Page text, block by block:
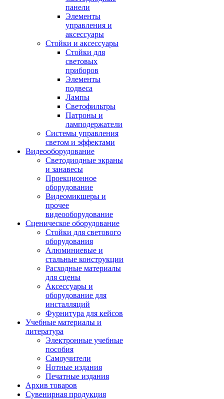
панели
Элементы
управления и
аксессуары
Стойки и аксессуары
Стойки для
световых
приборов
Элементы
подвеса
Лампы
Светофильтры
Патроны и
ламподержатели
Системы управления
светом и эффектами
Видеооборудование
Светодиодные экраны
и занавесы
Проекционное
оборудование
Видеомикшеры и
прочее
видеооборудование
Сценическое оборудование
Стойки для светового
оборудования
Алюминиевые и
стальные конструкции
Расходные материалы
для сцены
Аксессуары и
оборудование для
инсталляций
Фурнитура для кейсов
Учебные материалы и
литература
Электронные учебные
пособия
Самоучители
Нотные издания
Печатные издания
Архив товаров
Сувенирная продукция